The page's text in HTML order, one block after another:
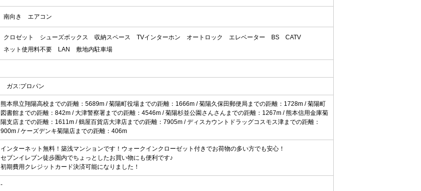
南向き エアコン
クロゼット シューズボックス 収納スペース TVインターホン オートロック エレベーター BS
CATV
ネット使用料不要
LAN 敷地内駐車場
ガス:プロパン
熊本県立翔陽高校までの距離：5689m / 菊陽町役場までの距離：1666m / 菊陽久保田郵便局までの距離：1728m / 菊陽町
図書館までの距離：842m / 大津警察署までの距離：4546m / 菊陽杉並公園さんさんまでの距離：1267m / 熊本信用金庫菊
陽支店までの距離：1611m / 鶴屋百貨店大津店までの距離：7905m / ディスカウントドラッグコスモス津までの距離：
900m / ケーズデンキ菊陽店までの距離：406m
インターネット無料！築浅マンションです！ウォークインクローゼット付きでお荷物の多い方でも安心！
セブンイレブン徒歩圏内でちょっとしたお買い物にも便利です♪
初期費用クレジットカード決済可能になりました！
-